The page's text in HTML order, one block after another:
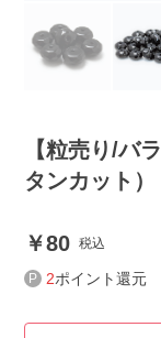
【粒売り/バ
タンカット
80 税込
2ポイント還元